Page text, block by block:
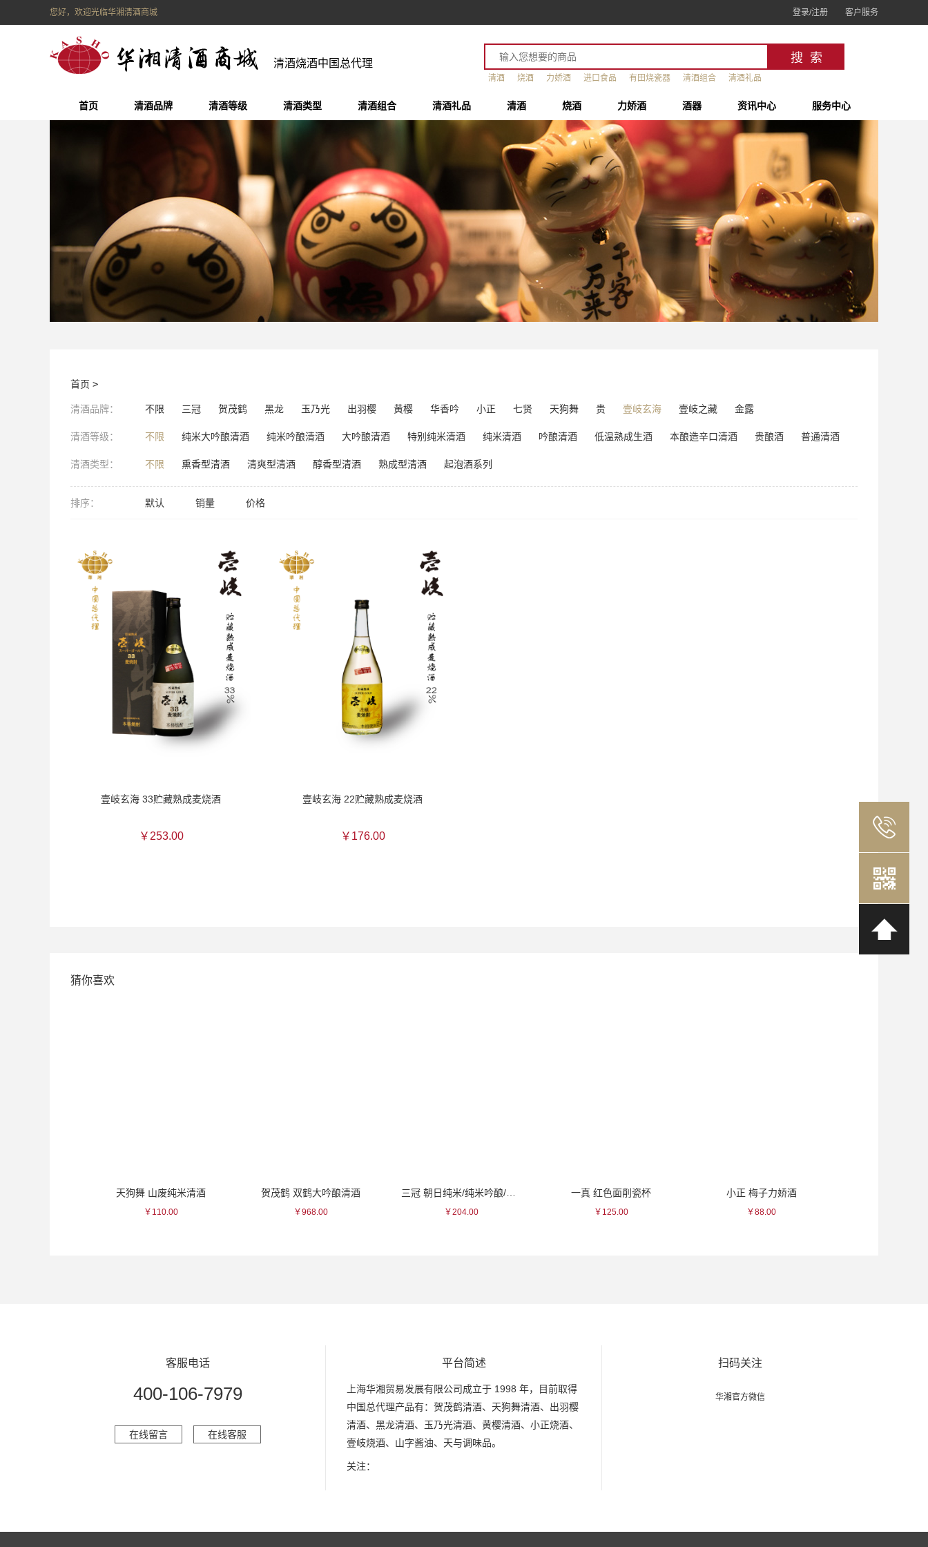
您好，欢迎光临华湘清酒商城 登录/注册 客户服务
清酒烧酒中国总代理
清酒 烧酒 力娇酒 进口食品 有田烧瓷器 清酒组合 清酒礼品
首页 清酒品牌 清酒等级 清酒类型 清酒组合 清酒礼品 清酒 烧酒 力娇酒 酒器 资讯中心 服务中心
首页 >
清酒品牌： 不限 三冠 贺茂鹤 黑龙 玉乃光 出羽樱 黄樱 华香吟 小正 七贤 天狗舞 贵 壹岐玄海 壹岐之藏 金露
清酒等级： 不限 纯米大吟酿清酒 纯米吟酿清酒 大吟酿清酒 特别纯米清酒 纯米清酒 吟酿清酒 低温熟成生酒 本酿造辛口清酒 贵酿酒 普通清酒
清酒类型： 不限 熏香型清酒 清爽型清酒 醇香型清酒 熟成型清酒 起泡酒系列
排序： 默认 销量 价格
壹岐玄海 33贮藏熟成麦烧酒
￥253.00
壹岐玄海 22贮藏熟成麦烧酒
￥176.00
猜你喜欢
天狗舞 山废纯米清酒
￥110.00
贺茂鹤 双鹤大吟酿清酒
￥968.00
三冠 朝日纯米/纯米吟酿/纯米大吟酿 系列清酒
￥204.00
一真 红色面削瓷杯
￥125.00
小正 梅子力娇酒
￥88.00
客服电话
400-106-7979
在线留言 在线客服
平台简述
上海华湘贸易发展有限公司成立于 1998 年，目前取得
中国总代理产品有：贺茂鹤清酒、天狗舞清酒、出羽樱
清酒、黑龙清酒、玉乃光清酒、黄樱清酒、小正烧酒、
壹岐烧酒、山字酱油、天与调味品。
关注：
扫码关注
华湘官方微信